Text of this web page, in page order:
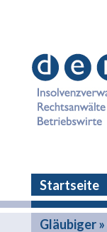
Startseite
Gläubiger »